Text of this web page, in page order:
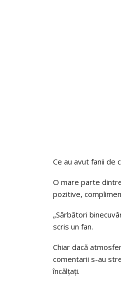
Ce au avut fanii de
O mare parte
pozitive,
„Sărbători
scris un fan.
Chiar dacă
comentarii s-au
încălțați.